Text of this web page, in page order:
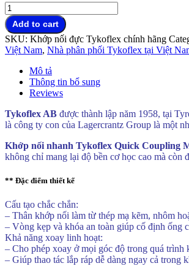
Khớp
nối
nhanh
Tykoflex
Quick
M42
quantity
Add to cart
SKU: Khớp nối đực Tykoflex chính hãng
Việt Nam, Nhà phân phối Tykoflex tại Việt
Mô tả
Thông tin bổ sung
Reviews
Tykoflex AB được thành lập năm 1958, tại
là công ty con của Lagercrantz Group là một
Khớp nối nhanh Tykoflex Quick Coupling
không chỉ mang lại độ bền cơ học cao mà còn
** Đặc điểm thiết kế
Cấu tạo chắc chắn:
– Thân khớp nối làm từ thép mạ kẽm, nhôm
– Vòng kẹp và khóa an toàn giúp cố định ống
Khả năng xoay linh hoạt:
– Cho phép xoay ở mọi góc độ trong quá trình
– Giúp thao tác lắp ráp dễ dàng ngay cả trong